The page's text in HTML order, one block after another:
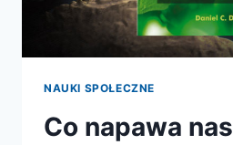
NAUKI SPOŁECZNE
Co napawa nas